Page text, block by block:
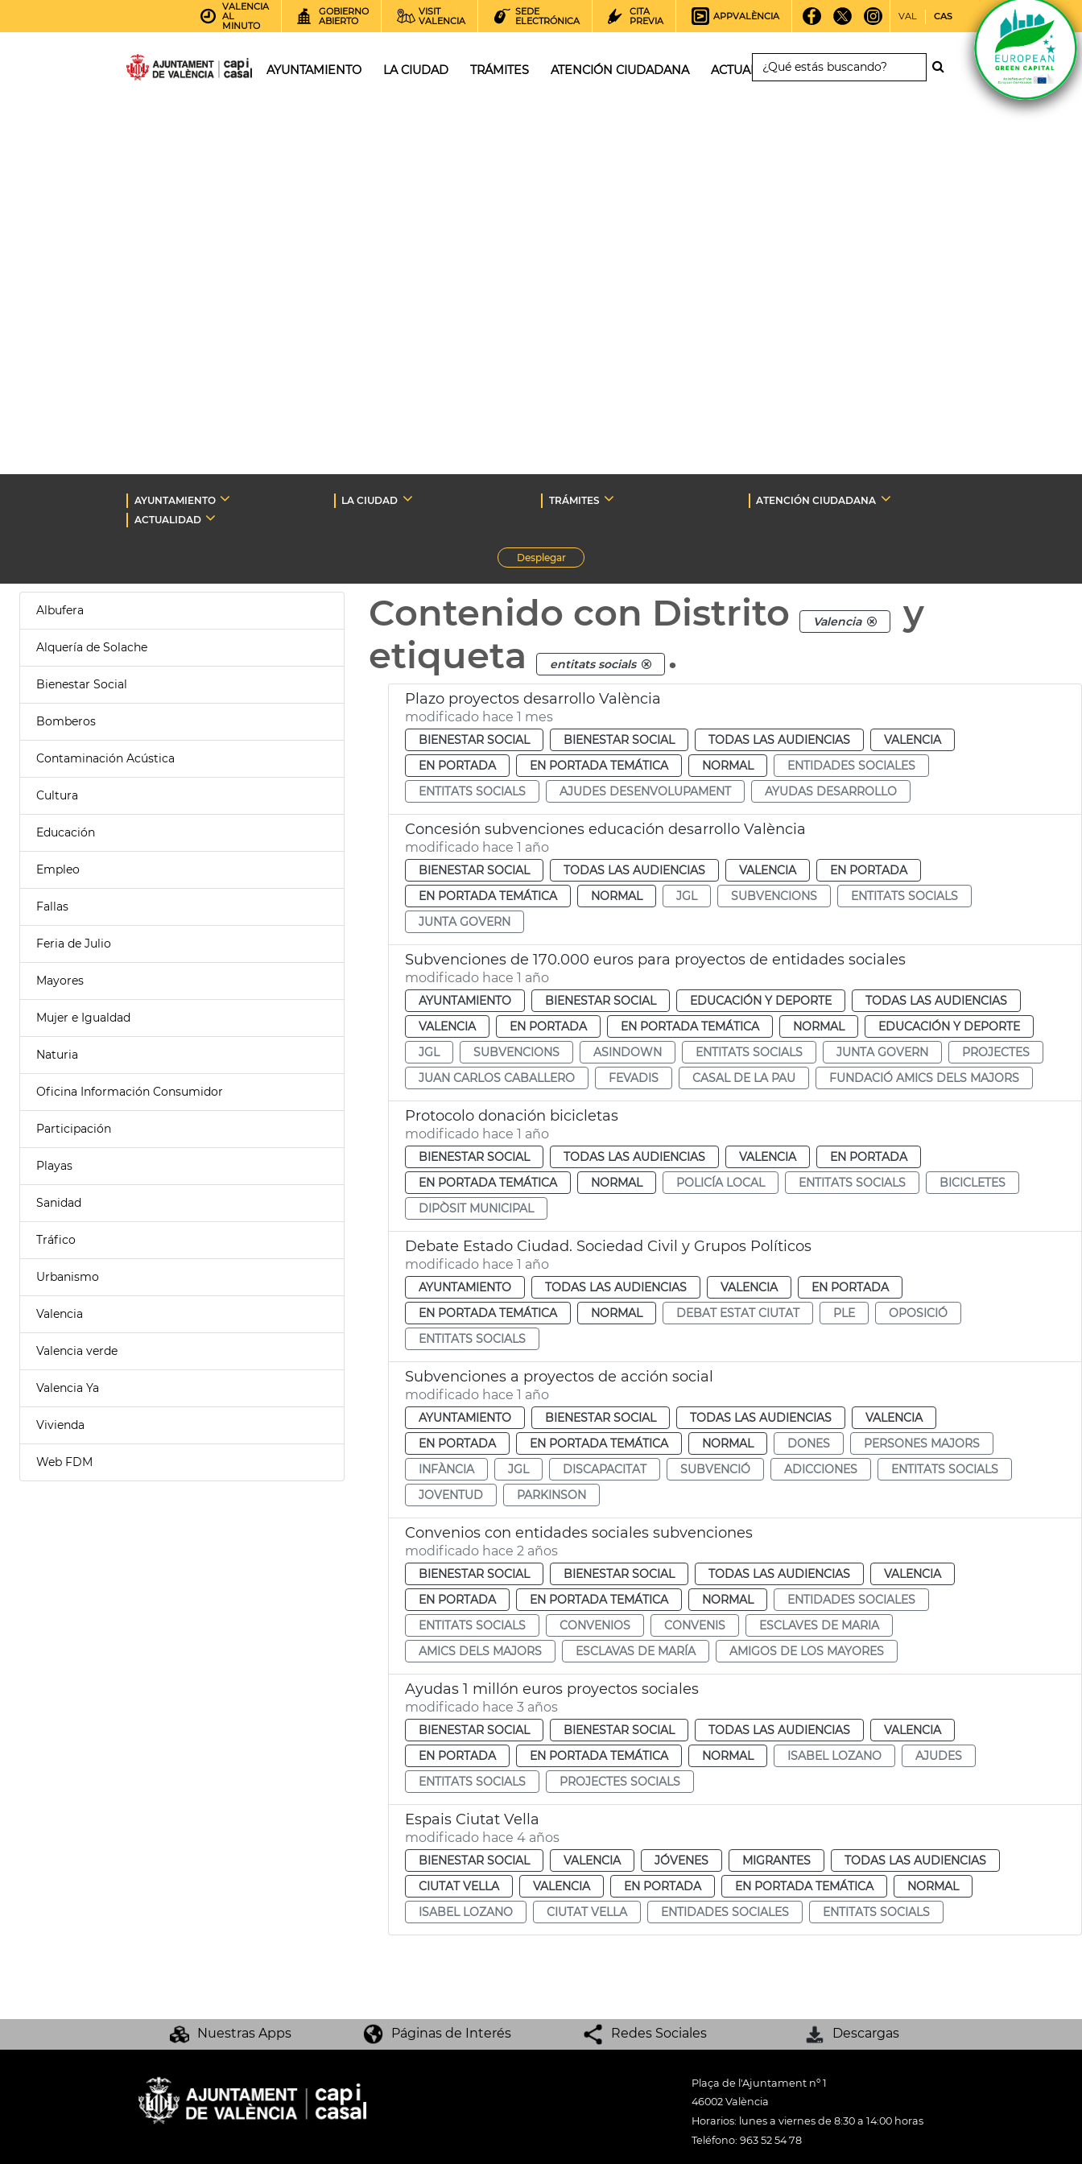
VALENCIA
AL
MINUTO
GOBIERNO
ABIERTO
VISIT
VALENCIA
SEDE
ELECTRÓNICA
CITA
PREVIA
APPVALÈNCIA VAL CAS
AYUNTAMIENTO LA CIUDAD TRÁMITES ATENCIÓN CIUDADANA ACTUALIDAD
AYUNTAMIENTO LA CIUDAD TRÁMITES
ATENCIÓN CIUDADANA
ACTUALIDAD
Desplegar
Albufera
Alquería de Solache
Bienestar Social
Bomberos
Contaminación Acústica
Cultura
Educación
Empleo
Fallas
Feria de Julio
Mayores
Mujer e Igualdad
Naturia
Oficina Información Consumidor
Participación
Playas
Sanidad
Tráfico
Urbanismo
Valencia
Valencia verde
Valencia Ya
Vivienda
Web FDM
Contenido con Distrito Valencia
y
etiqueta
entitats socials .
Plazo proyectos desarrollo València
modificado hace 1 mes
BIENESTAR SOCIAL BIENESTAR SOCIAL TODAS LAS AUDIENCIAS
VALENCIA
EN PORTADA
EN PORTADA TEMÁTICA NORMAL
ENTIDADES SOCIALES
ENTITATS SOCIALS
AJUDES DESENVOLUPAMENT AYUDAS DESARROLLO
Concesión subvenciones educación desarrollo València
modificado hace 1 año
BIENESTAR SOCIAL TODAS LAS AUDIENCIAS VALENCIA
EN PORTADA
EN PORTADA TEMÁTICA
NORMAL JGL SUBVENCIONS
ENTITATS SOCIALS
JUNTA GOVERN
Subvenciones de 170.000 euros para proyectos de entidades sociales
modificado hace 1 año
AYUNTAMIENTO BIENESTAR SOCIAL EDUCACIÓN Y DEPORTE
TODAS LAS AUDIENCIAS
VALENCIA
EN PORTADA EN PORTADA TEMÁTICA NORMAL
EDUCACIÓN Y DEPORTE
JGL
SUBVENCIONS ASINDOWN ENTITATS SOCIALS JUNTA GOVERN
PROJECTES
JUAN CARLOS CABALLERO
FEVADIS CASAL DE LA PAU FUNDACIÓ AMICS DELS MAJORS
Protocolo donación bicicletas
modificado hace 1 año
BIENESTAR SOCIAL TODAS LAS AUDIENCIAS VALENCIA
EN PORTADA
EN PORTADA TEMÁTICA
NORMAL POLICÍA LOCAL ENTITATS SOCIALS
BICICLETES
DIPÒSIT MUNICIPAL
Debate Estado Ciudad. Sociedad Civil y Grupos Políticos
modificado hace 1 año
AYUNTAMIENTO TODAS LAS AUDIENCIAS VALENCIA
EN PORTADA
EN PORTADA TEMÁTICA
NORMAL DEBAT ESTAT CIUTAT PLE
OPOSICIÓ
ENTITATS SOCIALS
Subvenciones a proyectos de acción social
modificado hace 1 año
AYUNTAMIENTO BIENESTAR SOCIAL TODAS LAS AUDIENCIAS
VALENCIA
EN PORTADA
EN PORTADA TEMÁTICA NORMAL DONES
PERSONES MAJORS
INFÀNCIA
JGL DISCAPACITAT SUBVENCIÓ ADICCIONES
ENTITATS SOCIALS
JOVENTUD
PARKINSON
Convenios con entidades sociales subvenciones
modificado hace 2 años
BIENESTAR SOCIAL BIENESTAR SOCIAL TODAS LAS AUDIENCIAS
VALENCIA
EN PORTADA
EN PORTADA TEMÁTICA NORMAL
ENTIDADES SOCIALES
ENTITATS SOCIALS
CONVENIOS CONVENIS
ESCLAVES DE MARIA
AMICS DELS MAJORS
ESCLAVAS DE MARÍA AMIGOS DE LOS MAYORES
Ayudas 1 millón euros proyectos sociales
modificado hace 3 años
BIENESTAR SOCIAL BIENESTAR SOCIAL TODAS LAS AUDIENCIAS
VALENCIA
EN PORTADA
EN PORTADA TEMÁTICA NORMAL ISABEL LOZANO
AJUDES
ENTITATS SOCIALS
PROJECTES SOCIALS
Espais Ciutat Vella
modificado hace 4 años
BIENESTAR SOCIAL VALENCIA JÓVENES MIGRANTES
TODAS LAS AUDIENCIAS
CIUTAT VELLA
VALENCIA EN PORTADA EN PORTADA TEMÁTICA
NORMAL
ISABEL LOZANO
CIUTAT VELLA ENTIDADES SOCIALES ENTITATS SOCIALS
Nuestras Apps Páginas de Interés Redes Sociales Descargas
Plaça de l'Ajuntament nº 1
46002 València
Horarios: lunes a viernes de 8:30 a 14:00 horas
Teléfono: 963 52 54 78